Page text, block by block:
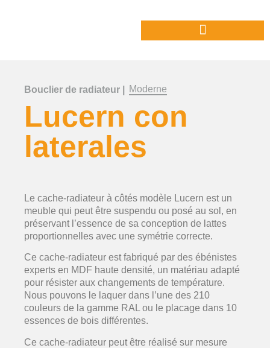
Bouclier de radiateur | Moderne
Lucern con
laterales
Le cache-radiateur à côtés modèle Lucern est un
meuble qui peut être suspendu ou posé au sol, en
préservant l’essence de sa conception de lattes
proportionnelles avec une symétrie correcte.
Ce cache-radiateur est fabriqué par des ébénistes
experts en MDF haute densité, un matériau adapté
pour résister aux changements de température.
Nous pouvons le laquer dans l’une des 210
couleurs de la gamme RAL ou le placage dans 10
essences de bois différentes.
Ce cache-radiateur peut être réalisé sur mesure